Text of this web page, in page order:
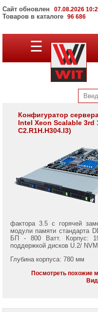
Сайт обновлен 07.08.2026
Товаров в каталоге 96 686
Серверы
Supermicro
Серверы
Supermicro
Серверы
Gigabyte
7002/
7003
Серверы
Gigabyte
на
☰
Конфигуратор
Intel Xeon Scalable 3rd
C2.R1H.H304.I3)
фактора 3.5 с горячей
модули памяти стандарта
БП - 800 Ватт. Корпус:
поддержкой дисков U.2/
Глубина корпуса: 780 мм
Посмотреть похожие